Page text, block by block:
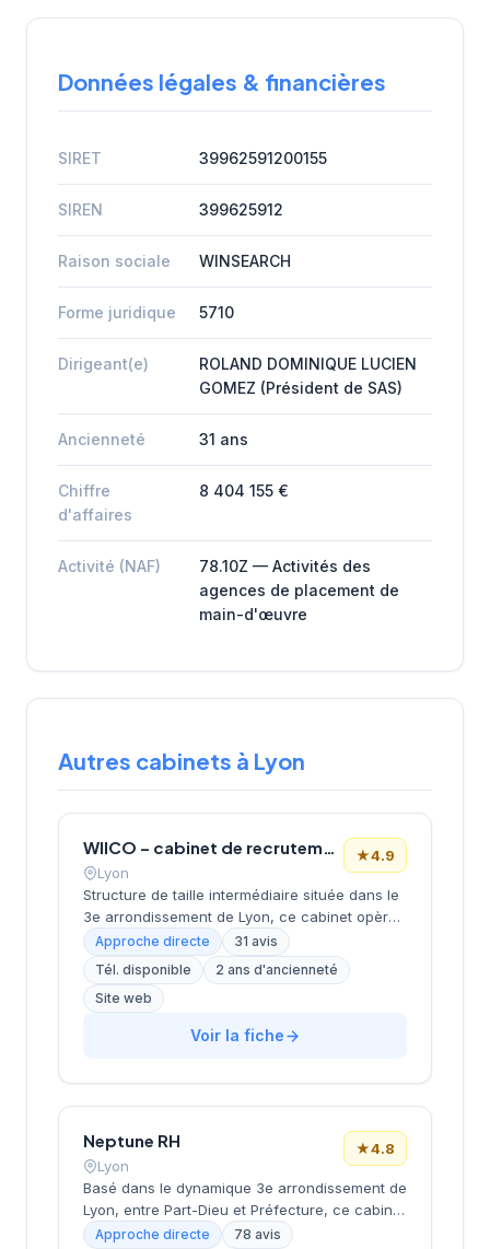
Données légales & financières
SIRET 39962591200155
SIREN 399625912
Raison sociale WINSEARCH
Forme juridique 5710
Dirigeant(e)
ROLAND DOMINIQUE LUCIEN
GOMEZ (Président de SAS)
Ancienneté 31 ans
Chiffre
d'affaires
8 404 155 €
Activité (NAF)
78.10Z — Activités des
agences de placement de
main-d'œuvre
Autres cabinets à Lyon
WIICO – cabinet de recrutement
Lyon
★4.9
Structure de taille intermédiaire située dans le
3e arrondissement de Lyon, ce cabinet opère
depuis le quartier d'affaires de la Part-Dieu.
Dirigée par MOMTAZ-AZAD, l'entreprise
développe ses activités de recrutement avec
un positionnement géographique stratégique
au cœur du pôle économique lyonnais. La
société bénéficie d'une excellente réputation
Approche directe
31 avis
Tél. disponible
2 ans d'ancienneté
Site web
Voir la fiche
Neptune RH
Lyon
★4.8
Basé dans le dynamique 3e arrondissement de
Lyon, entre Part-Dieu et Préfecture, ce cabinet
de recrutement développe ses activités depuis
Approche directe
78 avis